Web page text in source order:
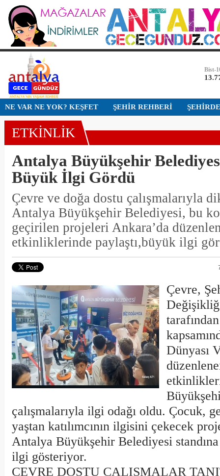
Euro
Altın
Bist-
Dolar
NE VAR NE YOK? KEŞFET ŞEHİR REHBERİ
ETKİNLİK
Antalya Büyükşehir
Büyük İlgi Gördü
Çevre ve doğa dostu çalışmalarıyla
Antalya Büyükşehir Belediyesi, bu
geçirilen projeleri Ankara’da
etkinliklerinde paylaştı,büyük ilgi
Çevre,
Dünyası
çalışmalarıyla ilgi odağı oldu. Çocuk,
yaştan katılımcının ilgisini çekecek
Antalya Büyükşehir Belediyesi
ilgi gösteriyor.
ÇEVRE DOSTU ÇALIŞMALAR